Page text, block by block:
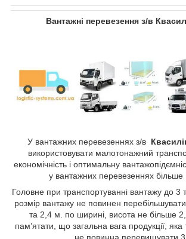
Вантажні перевезення з/в
У вантажних перевезеннях з/в
використовувати малотонажний
економічність і оптимальну
у вантажних перевезеннях більше
Головне при транспортуванні вантажу до 3
розмір вантажу не повинен
та 2,4 м. по ширині, висота не більше
пам’ятати, що загальна вага продукції, яка